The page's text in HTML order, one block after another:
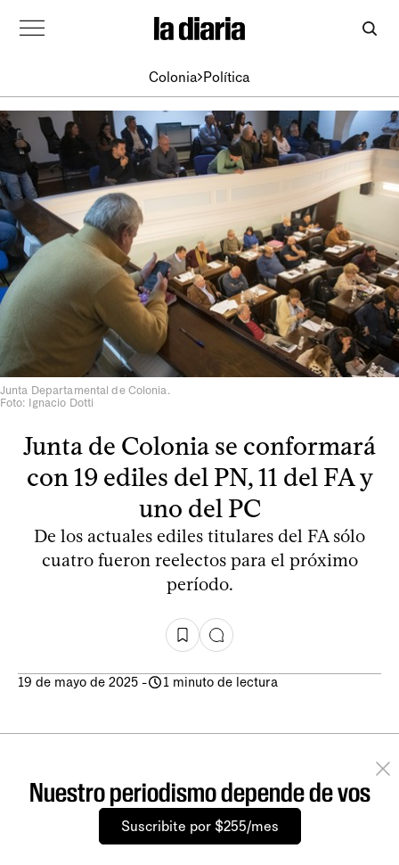
Colonia Política
Junta Departamental de Colonia.
Foto: Ignacio Dotti
Junta de Colonia se conformará
con 19 ediles del PN, 11 del FA y
uno del PC
De los actuales ediles titulares del FA sólo
cuatro fueron reelectos para el próximo
período.
19 de mayo de 2025 - 1 minuto de lectura
Nuestro periodismo depende de vos
Suscribite por $255/mes